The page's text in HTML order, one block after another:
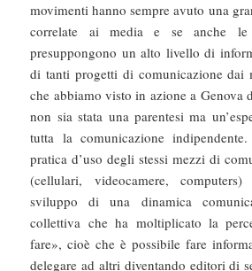
movimenti hanno sempre avuto una
correlate ai media e se anche
presuppongono un alto livello di
di tanti progetti di comunicazione dai
che abbiamo visto in azione a Genova
non sia stata una parentesi ma
tutta la comunicazione
pratica d’uso degli stessi mezzi di
(cellulari, videocamere,
sviluppo di una dinamica
collettiva che ha moltiplicato la
fare», cioè che è possibile fare
delegare ad altri diventando editori di